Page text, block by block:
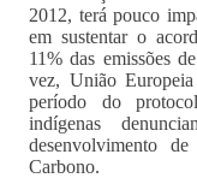
2012, terá pouco
em sustentar o
11% das emissões
vez, União
período do
indígenas
desenvolvimento
Carbono.